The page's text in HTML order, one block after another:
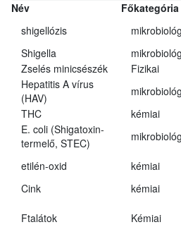
Név Főkategória
shigellózis
Shigella
Zselés minicsészék
Fizikai
Hepatitis A vírus
(HAV)
THC
kémiai
E. coli (Shigatoxin-
termelő, STEC)
etilén-oxid kémiai
Cink
kémiai
Ftalátok Kémiai